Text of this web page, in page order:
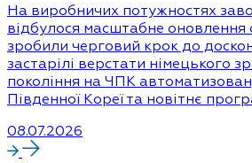
На виробничих потужностях
відбулося масштабне
зробили черговий крок до
застарілі верстати німецького
покоління на ЧПК
Південної Кореї та новітнє
08.07.2026